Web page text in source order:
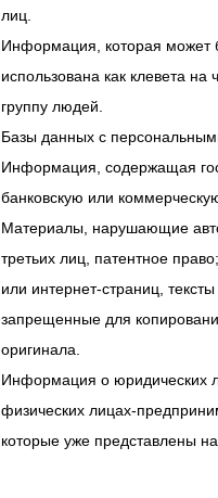
лиц.
Информация, которая может
использована как клевета на
группу людей.
Базы данных с
Информация, содержащая
банковскую или
Материалы, нарушающие
третьих лиц, патентное
или интернет-страниц,
запрещенные для
оригинала.
Информация о юридических
физических лицах-
которые уже представлены